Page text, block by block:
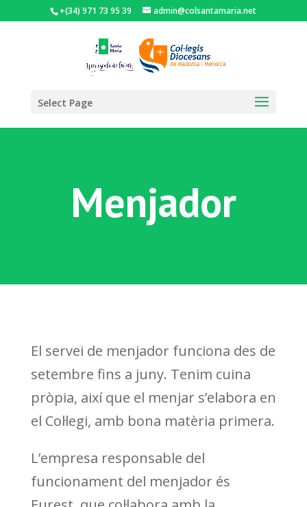
+(34) 971 73 95 39 admin@colsantamaria.net
Select Page
Menjador
El servei de menjador funciona des de
setembre fins a juny. Tenim cuina
pròpia, així que el menjar s’elabora en
el Col·legi, amb bona matèria primera.
L’empresa responsable del
funcionament del menjador és